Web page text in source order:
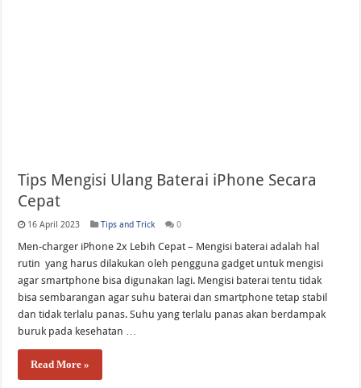
Tips Mengisi Ulang Baterai iPhone Secara
Cepat
16 April 2023 Tips and Trick 0
Men-charger iPhone 2x Lebih Cepat – Mengisi baterai adalah hal
rutin yang harus dilakukan oleh pengguna gadget untuk mengisi
agar smartphone bisa digunakan lagi. Mengisi baterai tentu tidak
bisa sembarangan agar suhu baterai dan smartphone tetap stabil
dan tidak terlalu panas. Suhu yang terlalu panas akan berdampak
buruk pada kesehatan …
Read More »